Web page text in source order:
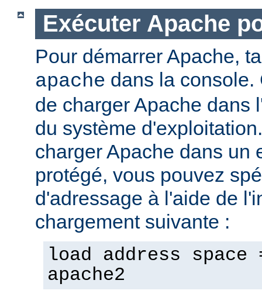
Exécuter Apache
Pour démarrer Apache,
apache dans la console.
de charger Apache dans
du système
charger Apache dans un
protégé, vous pouvez
d'adressage à l'aide de
chargement suivante :
load address space
apache2